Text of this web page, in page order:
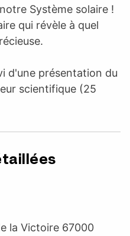
Système solaire !
qui révèle à quel
d'une présentation du
scientifique (25
la Victoire 67000